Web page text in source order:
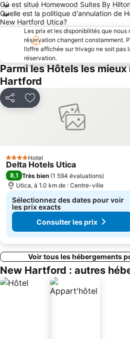
Où est situé Homewood Suites By
Quelle est la politique d'annulation de
New Hartford Utica?
Les prix et les disponibilités que nous
réservation changent constamment.
l’offre affichée sur trivago ne soit pas
réservation.
Parmi les Hôtels les
Hartford
PartagerAjouter à mes favoris
4 ÉtoilesHotel
Delta Hotels Utica
8,1 Très bien (1 594 évaluations)
Utica, à 1.0 km de : Centre-ville
Sélectionnez des dates pour voir
les prix exacts
Consulter les prix
Voir tous les hébergements
New Hartford : autres